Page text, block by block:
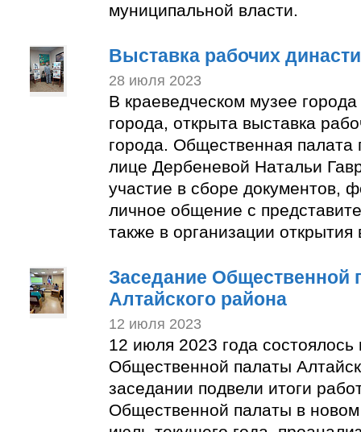
муниципальной власти.
Выставка рабочих
28 июля 2023
В краеведческом музее
города, открыта выставка
города. Общественная палата
лице Дербеневой Натальи
участие в сборе документов,
личное общение с
также в организации открытия
Заседание Общественной
Алтайского района
12 июля 2023
12 июля 2023 года состоялось
Общественной палаты
заседании подвели итоги
Общественной палаты в